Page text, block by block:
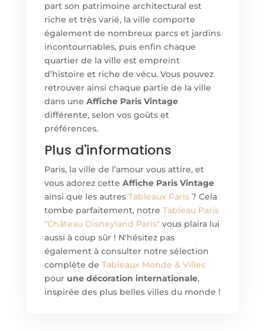
part son patrimoine architectural est
riche et très varié, la ville comporte
également de nombreux parcs et jardins
incontournables, puis enfin chaque
quartier de la ville est empreint
d’histoire et riche de vécu. Vous pouvez
retrouver ainsi chaque partie de la ville
dans une Affiche Paris Vintage
différente, selon vos goûts et
préférences.
Plus d'informations
Paris, la ville de l’amour vous attire, et
vous adorez cette Affiche Paris Vintage
ainsi que les autres Tableaux Paris? Cela
tombe parfaitement, notre Tableau Paris
"Château Disneyland Paris"vous plaira lui
aussi à coup sûr ! N'hésitez pas
également à consulter notre sélection
complète de Tableaux Monde & Villes
pour une décoration internationale,
inspirée des plus belles villes du monde !